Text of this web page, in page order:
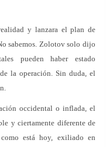
y lanzara el plan de
sabemos. Zolotov solo dijo
pueden haber estado
la operación. Sin duda, el
occidental o inflada, el
y ciertamente diferente de
está hoy, exiliado en